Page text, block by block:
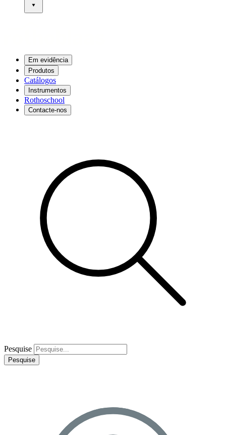
Em evidência
Produtos
Catálogos
Instrumentos
Rothoschool
Contacte-nos
Pesquise
Pesquise